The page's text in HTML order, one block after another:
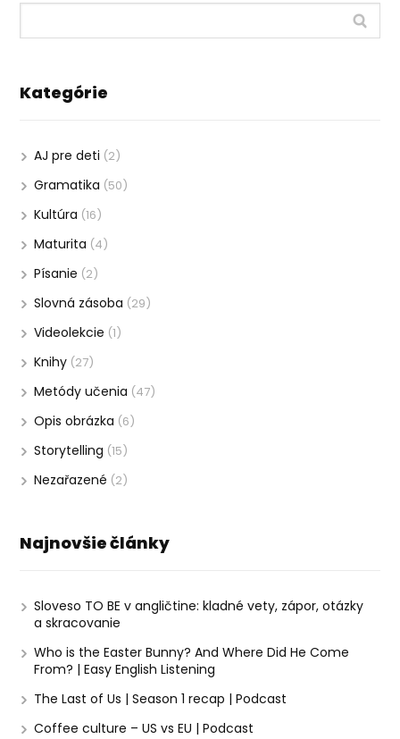
Kategórie
AJ pre deti (2)
Gramatika (50)
Kultúra (16)
Maturita (4)
Písanie (2)
Slovná zásoba (29)
Videolekcie (1)
Knihy (27)
Metódy učenia (47)
Opis obrázka (6)
Storytelling (15)
Nezařazené (2)
Najnovšie články
Sloveso TO BE v angličtine: kladné vety, zápor, otázky
a skracovanie
Who is the Easter Bunny? And Where Did He Come
From? | Easy English Listening
The Last of Us | Season 1 recap | Podcast
Coffee culture – US vs EU | Podcast